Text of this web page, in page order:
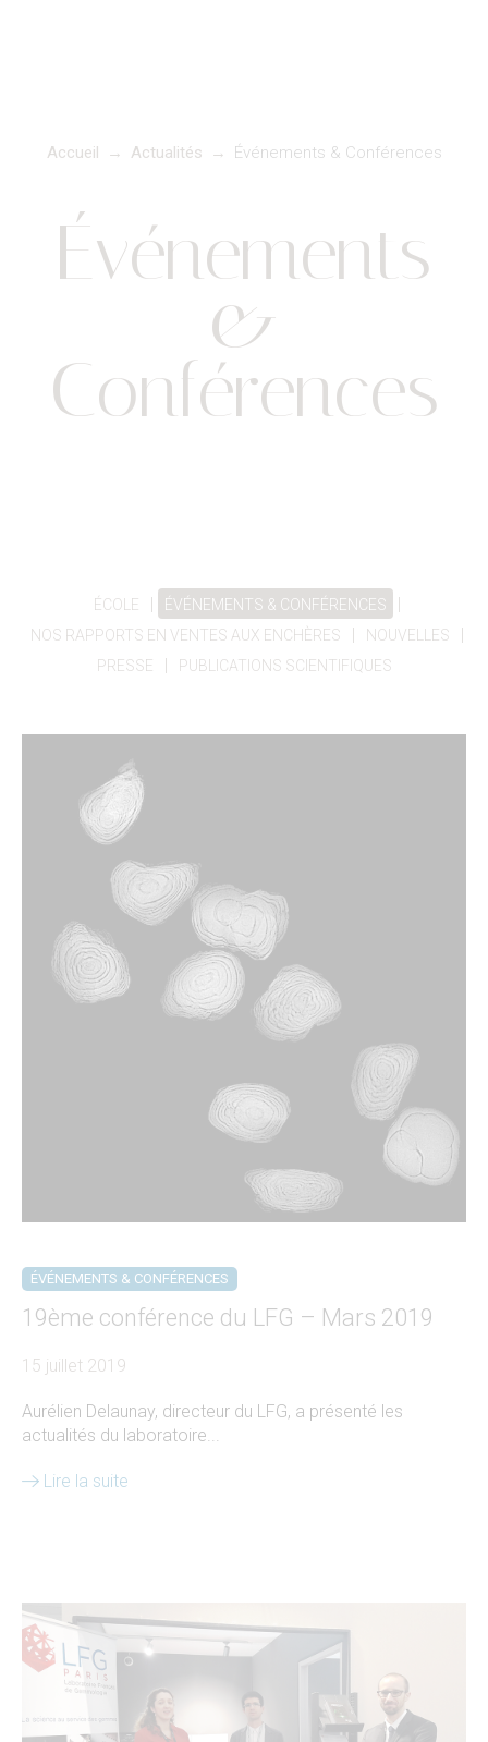
Accueil → Actualités → Événements & Conférences
Événements
&
Conférences
ÉCOLE | ÉVÉNEMENTS & CONFÉRENCES |
NOS RAPPORTS EN VENTES AUX ENCHÈRES | NOUVELLES |
PRESSE | PUBLICATIONS SCIENTIFIQUES
ÉVÉNEMENTS & CONFÉRENCES
19ème conférence du LFG – Mars 2019
15 juillet 2019
Aurélien Delaunay, directeur du LFG, a présenté les
actualités du laboratoire...
Lire la suite